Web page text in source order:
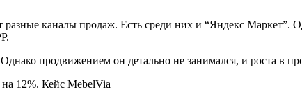
каналы продаж. Есть среди них и “Яндекс Маркет”.
продвижением он детально не занимался, и роста в